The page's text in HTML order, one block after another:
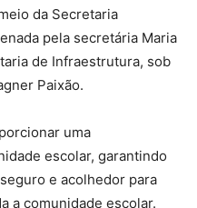
da Secretaria
pela secretária Maria
de Infraestrutura, sob
Paixão.
uma
escolar, garantindo
e acolhedor para
a comunidade escolar.